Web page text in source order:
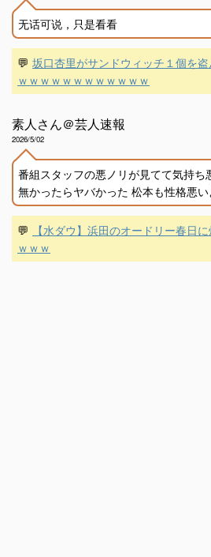
无话可说，只是看看
💬 坂口杏里がサンドウィッチ１個を
ｗｗｗｗｗｗｗｗｗｗｗｗ
素人さん＠芸人速報
2026/5/02
番組スタッフの悪ノリが見てて気持ち
無かったらヤバかった 松本も性格悪い
💬
【水ダウ】浜田のオードリー春日
ｗｗｗ